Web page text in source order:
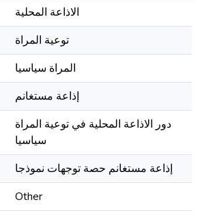
الاذاعة المحلية
توعية المراة
المراة سياسيا
إذاعة مستغانم
دور الاذاعة المحلية في توعية المراة
سياسيا
إذاعة مستغانم حصة توجهات نموذجا
Other